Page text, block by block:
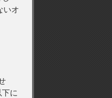
いオ
に